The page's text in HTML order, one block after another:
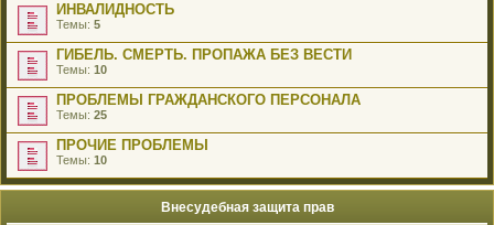
ИНВАЛИДНОСТЬ
Темы: 5
ГИБЕЛЬ. СМЕРТЬ. ПРОПАЖА БЕЗ ВЕСТИ
Темы: 10
ПРОБЛЕМЫ ГРАЖДАНСКОГО ПЕРСОНАЛА
Темы: 25
ПРОЧИЕ ПРОБЛЕМЫ
Темы: 10
Внесудебная защита прав